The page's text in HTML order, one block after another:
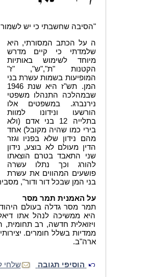
"הסיבה שחשבתי כי יש
ה על הכתב המסורתי, היא
שלמדתי כי קיים מדרש
מיוחד לשימוש באותיות
הקטנות "ת","ש", "ז"
המופיעות בשמות עשרת בני
המן. תש"ז היא שנת 1946
שבמהלכה התנהלו משפטי
נירנברג. במשפטים אלו
הורשעו ונידונו למוות
בתלייה 12 בני אדם (ולא
בירי כמו שהיה מקובל) אחד
מהם נידון שלא בפניו וגזר
הדין מעולם לא בוצע, נידון
שני התאבד בטרם הוצאתו
להורג וכך נתלו עשרה
פושעים המהווים את עשרת
בני המן שבכל דור ודור",
על האמנית תמר מסר
תמר מסר גדלה בעולם
היא ממשיכה לנהל אתו
ויזואלית חדשה, רב תחומית,
ממדיות בשלל חומרים.
ארה"ב.
הוסיפי תגובה שלחי